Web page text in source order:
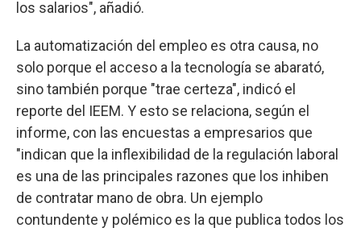
los salarios", añadió.
La automatización del empleo es otra causa, no
solo porque el acceso a la tecnología se abarató,
sino también porque "trae certeza", indicó el
reporte del IEEM. Y esto se relaciona, según el
informe, con las encuestas a empresarios que
"indican que la inflexibilidad de la regulación laboral
es una de las principales razones que los inhiben
de contratar mano de obra. Un ejemplo
contundente y polémico es la que publica todos los